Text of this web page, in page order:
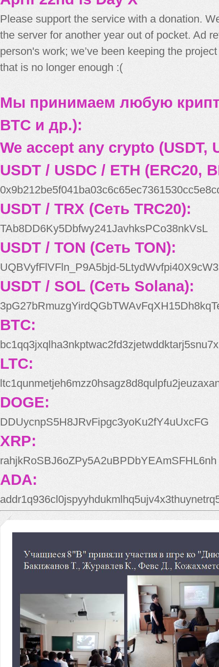
Please support the service with a donation.
the server for another year out of pocket. Ad
person's work; we’ve been keeping the
that is no longer enough :(
Мы принимаем любую
BTC и др.):
We accept any crypto (USDT,
USDT / USDC / ETH (ERC20,
USDT / TRX (Сеть TRC20):
TAb8DD6Ky5Dbfwy241JavhksPCo38nkVsL
USDT / TON (Сеть TON):
UQBVyfFlVFln_P9A5bjd-
USDT / SOL (Сеть Solana):
BTC:
bc1qq3jxqlha3nkptwac2fd3zjetwddktarj5snu7x
LTC:
DOGE:
DDUycnpS5H8JRvFipgc3yoKu2fY4uUxcFG
XRP:
rahjkRoSBJ6oZPy5A2uBPDbYEAmSFHL6nh
ADA: